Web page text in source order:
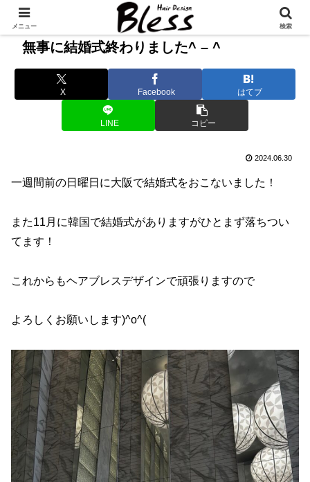
無事に結婚式終わりました^ – ^
X Facebook はてブ
LINE コピー
2024.06.30
一週間前の日曜日に大阪で結婚式をおこないました！
また11月に韓国で結婚式がありますがひとまず落ちつい
てます！
これからもヘアブレスデザインで頑張りますので
よろしくお願いします)^o^(
メニュー 検索